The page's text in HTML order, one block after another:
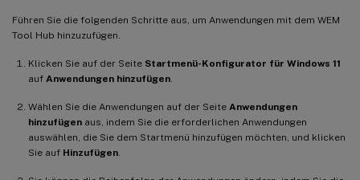
Führen Sie die folgenden Schritte aus, um Anwendungen mit dem WEM
Tool Hub hinzuzufügen.
Klicken Sie auf der Seite Startmenü-Konfigurator für Windows 11
auf Anwendungen hinzufügen
Wählen Sie die Anwendungen auf der Seite Anwendungen
hinzufügen aus, indem Sie die erforderlichen Anwendungen
auswählen, die Sie dem Startmenü hinzufügen möchten, und klicken
Sie auf Hinzufügen